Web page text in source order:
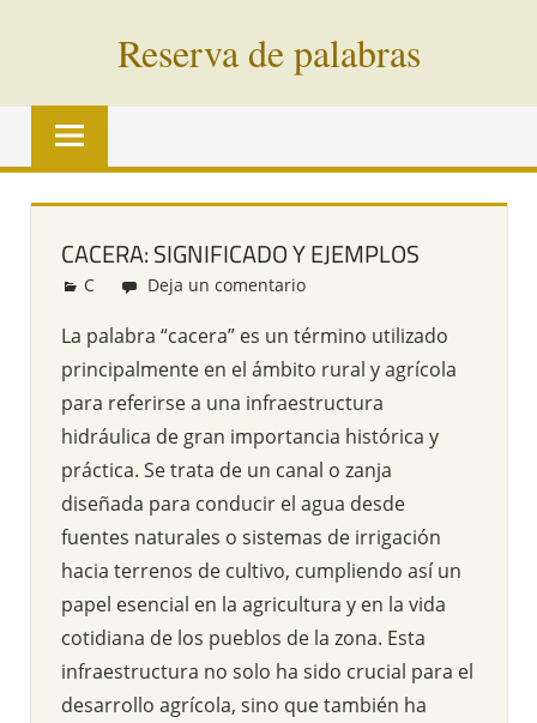
Reserva de palabras
Palabras
vías
todo
mundo
CACERA: SIGNIFICADO Y EJEMPLOS
Redacción
C Deja un comentario
La palabra “cacera” es un término utilizado
principalmente en el ámbito rural y agrícola
para referirse a una infraestructura
hidráulica de gran importancia histórica y
práctica. Se trata de un canal o zanja
diseñada para conducir el agua desde
fuentes naturales o sistemas de irrigación
hacia terrenos de cultivo, cumpliendo así un
papel esencial en la agricultura y en la vida
cotidiana de los pueblos de la zona. Esta
infraestructura no solo ha sido crucial para el
desarrollo agrícola, sino que también ha